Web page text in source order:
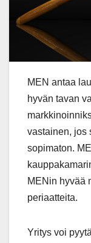
MEN antaa
hyvän tavan
vastainen, jos
sopimaton.
MENin hyvää
periaatteita.
Yritys voi